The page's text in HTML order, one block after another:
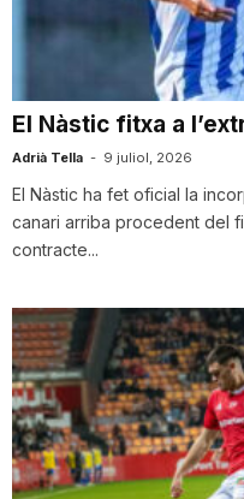
u
a
t
d
e
El Nàstic fitxa a
Adrià Tella - 9 juliol, 2026
El Nàstic ha fet oficial la
canari arriba procedent del
contracte...